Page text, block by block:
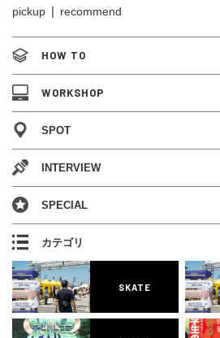
pickup
recommend
HOW TO
WORKSHOP
SPOT
INTERVIEW
SPECIAL
カテゴリ
SKATE